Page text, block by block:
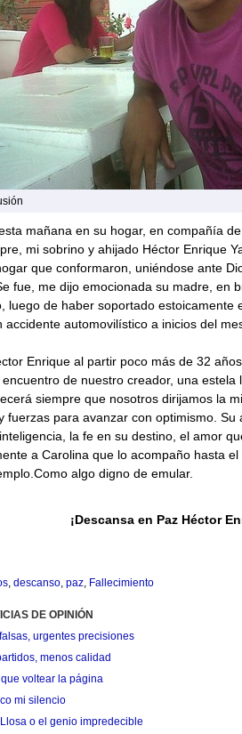
mañana en su hogar, en compañía
mi sobrino y ahijado Héctor Enrique
que conformaron, uniéndose ante
fue, me dijo emocionada su madre, en
luego de haber soportado estoicamente
accidente automovilístico a inicios del
Enrique al partir poco más de 32
de nuestro creador, una estela
siempre que nosotros dirijamos la
fuerzas para avanzar con optimismo. Su
la fe en su destino, el amor
a Carolina que lo acompaño hasta
algo digno de emular.
¡Descansa en Paz Héctor
, descanso, paz, Fallecimiento
DE OPINIÓN
urgentes precisiones
menos calidad
voltear la página
mi silencio
o el genio impredecible